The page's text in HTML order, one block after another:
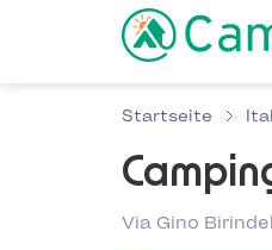
Startseite
Via Gino